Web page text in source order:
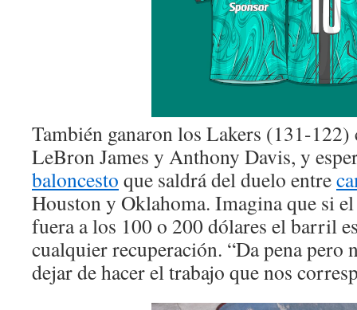
También ganaron los Lakers (131-122)
LeBron James y Anthony Davis, y
baloncesto que saldrá del duelo entre
Houston y Oklahoma. Imagina que si
fuera a los 100 o 200 dólares el barril
cualquier recuperación. “Da pena pero
dejar de hacer el trabajo que nos